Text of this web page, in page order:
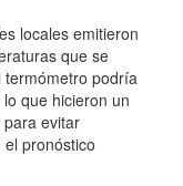
locales emitieron
que se
podría
que hicieron un
evitar
pronóstico